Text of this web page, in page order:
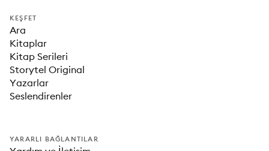
KEŞFET
Ara
Kitaplar
Kitap Serileri
Storytel Original
Yazarlar
Seslendirenler
YARARLI BAĞLANTILAR